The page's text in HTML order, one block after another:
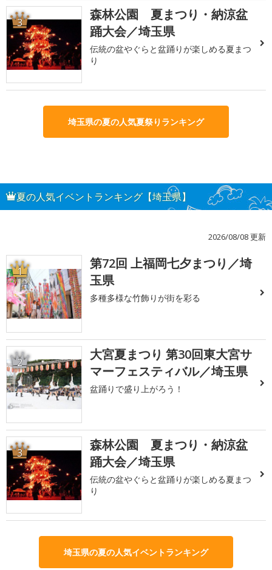
3
森林公園 夏まつり・納涼盆
踊大会／埼玉県
伝統の盆やぐらと盆踊りが楽しめる夏まつ
り
埼玉県の夏の人気夏祭りランキング
夏の人気イベントランキング【埼玉県】
2026/08/08 更新
1
第72回 上福岡七夕まつり／埼
玉県
多種多様な竹飾りが街を彩る
2
大宮夏まつり 第30回東大宮サ
マーフェスティバル／埼玉県
盆踊りで盛り上がろう！
3
森林公園 夏まつり・納涼盆
踊大会／埼玉県
伝統の盆やぐらと盆踊りが楽しめる夏まつ
り
埼玉県の夏の人気イベントランキング